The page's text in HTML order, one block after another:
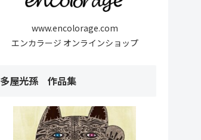
www.encolorage.com
エンカラージ オンラインショップ
多屋光孫 作品集